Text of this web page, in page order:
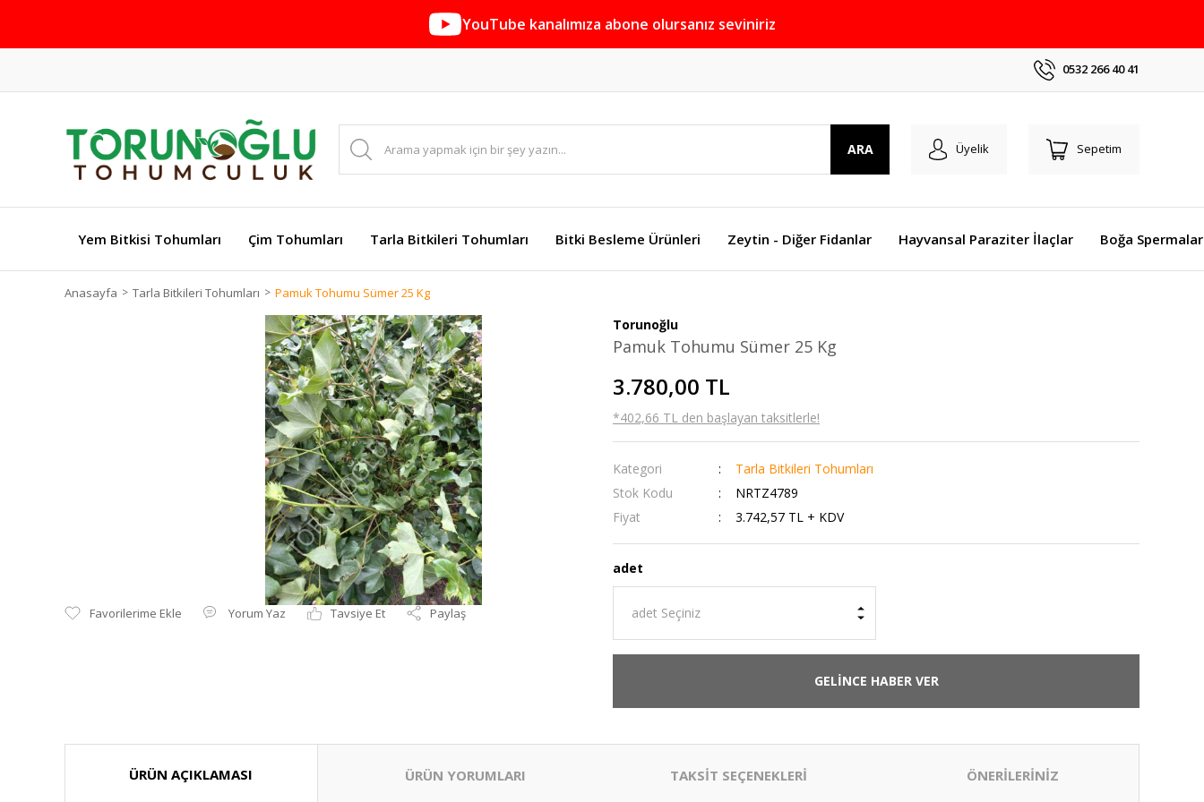
YouTube kanalımıza abone olursanız seviniriz
0532 266 40 41
ARA Üyelik Sepetim
Yem Bitkisi Tohumları Çim Tohumları Tarla Bitkileri Tohumları Bitki Besleme Ürünleri Zeytin - Diğer Fidanlar Hayvansal Paraziter İlaçlar Boğa
Anasayfa Tarla Bitkileri Tohumları Pamuk Tohumu Sümer 25 Kg
Yorum Yaz Tavsiye Et Paylaş
Torunoğlu
Pamuk Tohumu Sümer 25 Kg
3.780,00 TL
*402,66 TL den başlayan taksitlerle!
Kategori
Tarla Bitkileri Tohumları
Stok Kodu
NRTZ4789
Fiyat
3.742,57 TL + KDV
adet
GELİNCE HABER VER
ÜRÜN AÇIKLAMASI ÜRÜN YORUMLARI TAKSİT SEÇENEKLERİ ÖNERİLERİNİZ